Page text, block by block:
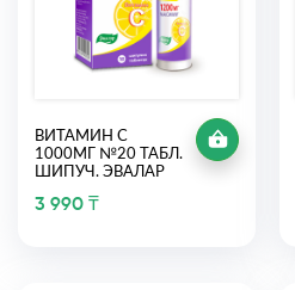
ВИТАМИН С
1000МГ №20 ТАБЛ.
ШИПУЧ. ЭВАЛАР
3 990 ₸